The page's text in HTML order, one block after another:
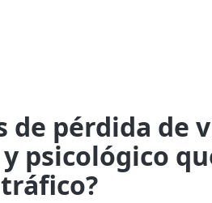
de pérdida de
psicológico